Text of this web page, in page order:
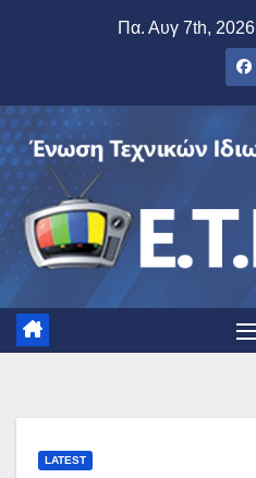
Πα. Αυγ 7th, 2026
LATEST